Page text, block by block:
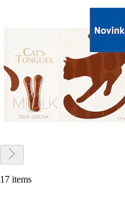
17 items